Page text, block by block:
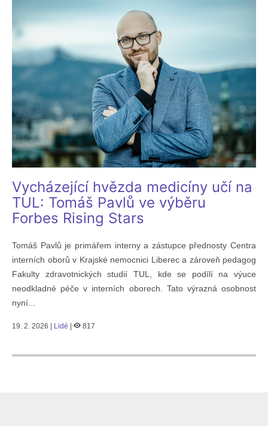
Vycházející hvězda medicíny učí na
TUL: Tomáš Pavlů ve výběru
Forbes Rising Stars
Tomáš Pavlů je primářem interny a zástupce přednosty Centra
interních oborů v Krajské nemocnici Liberec a zároveň pedagog
Fakulty zdravotnických studií TUL, kde se podílí na výuce
neodkladné péče v interních oborech. Tato výrazná osobnost
nyní...
19. 2. 2026 | Lidé 817